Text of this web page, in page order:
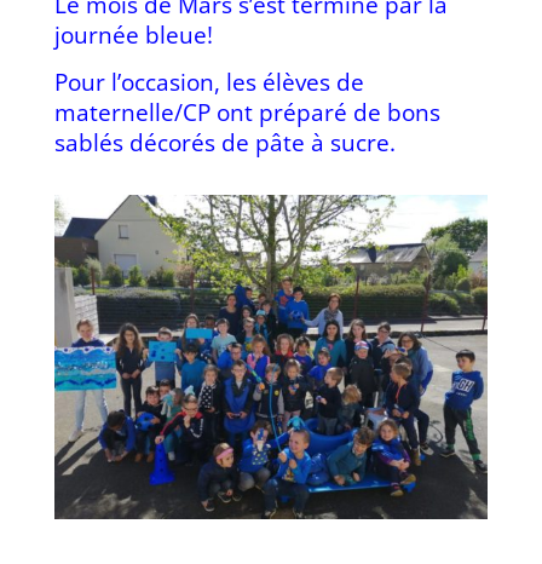
journée bleue!
Pour l’occasion, les élèves de
maternelle/CP ont préparé de bons
sablés décorés de pâte à sucre.